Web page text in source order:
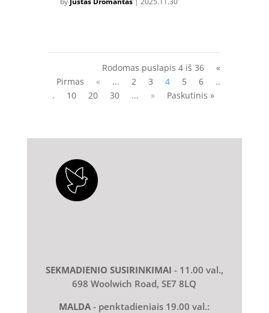
Rodomas puslapis 4 iš 36
«
Pirmas
« ... 2 3 4 5 6
..
.
10 20 30 ... » Paskutinis »
SEKMADIENIO SUSIRINKIMAI - 11.00 val.,
698 Woolwich Road, SE7 8LQ
MALDA- penktadieniais 19.00 val.: